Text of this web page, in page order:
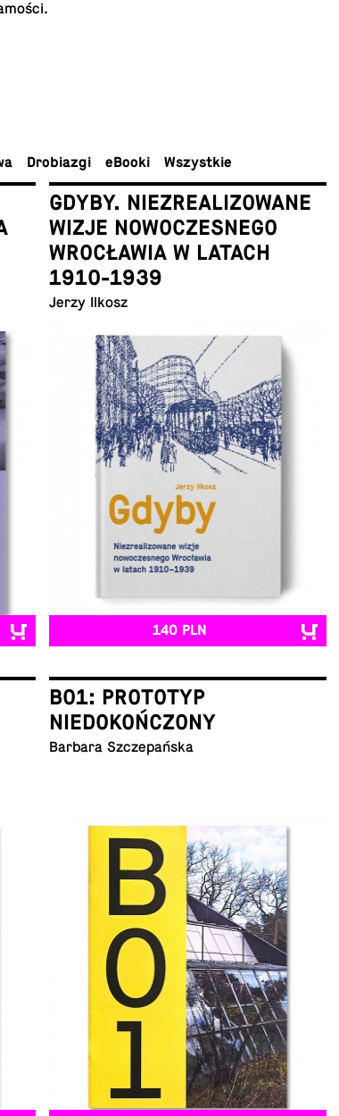
Dro­bia­zgi eBooki Wszyst­kie
GDYBY. NIEZREALIZOWANE
WIZJE NOWOCZESNEGO
WROCŁAWIA W LATACH
1910-1939
Jerzy Ilkosz
140 PLN
B01: PROTOTYP
NIEDOKOŃCZONY
Barbara Szczepańska